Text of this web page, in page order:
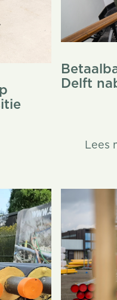
Delft
Lees